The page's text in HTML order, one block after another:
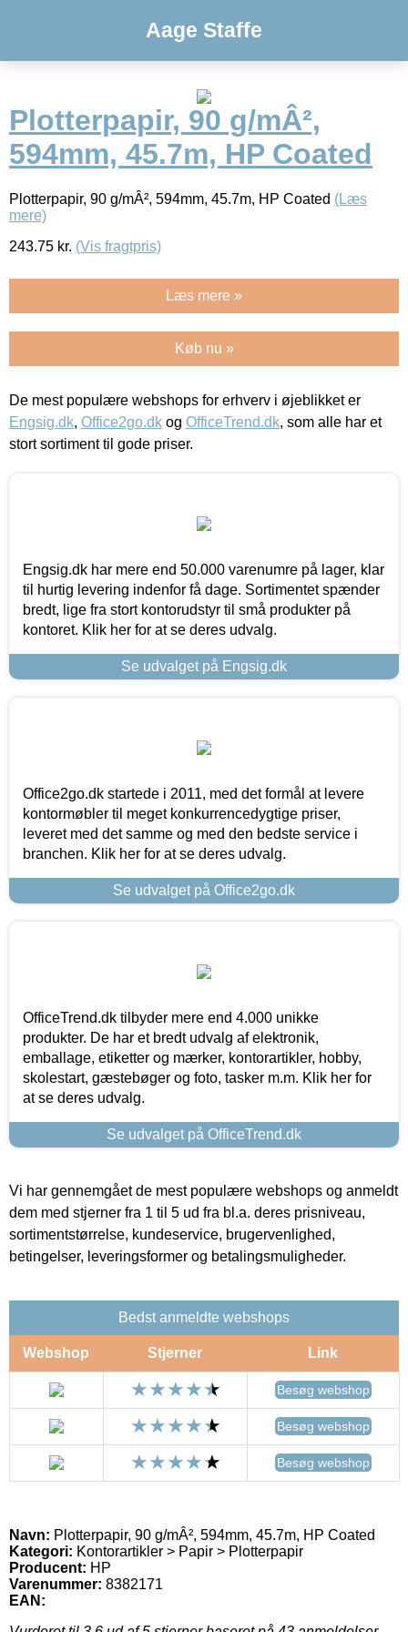
Aage Staffe
Plotterpapir, 90 g/mÂ²,
594mm, 45.7m, HP Coated
Plotterpapir, 90 g/mÂ², 594mm, 45.7m, HP Coated (Læs
mere)
243.75 kr. (Vis fragtpris)
Læs mere »
Køb nu »
De mest populære webshops for erhverv i øjeblikket er
Engsig.dk, Office2go.dk og OfficeTrend.dk, som alle har et
stort sortiment til gode priser.
Engsig.dk har mere end 50.000 varenumre på lager, klar
til hurtig levering indenfor få dage. Sortimentet spænder
bredt, lige fra stort kontorudstyr til små produkter på
kontoret. Klik her for at se deres udvalg.
Se udvalget på Engsig.dk
Office2go.dk startede i 2011, med det formål at levere
kontormøbler til meget konkurrencedygtige priser,
leveret med det samme og med den bedste service i
branchen. Klik her for at se deres udvalg.
Se udvalget på Office2go.dk
OfficeTrend.dk tilbyder mere end 4.000 unikke
produkter. De har et bredt udvalg af elektronik,
emballage, etiketter og mærker, kontorartikler, hobby,
skolestart, gæstebøger og foto, tasker m.m. Klik her for
at se deres udvalg.
Se udvalget på OfficeTrend.dk
Vi har gennemgået de mest populære webshops og anmeldt
dem med stjerner fra 1 til 5 ud fra bl.a. deres prisniveau,
sortimentstørrelse, kundeservice, brugervenlighed,
betingelser, leveringsformer og betalingsmuligheder.
Bedst anmeldte webshops
Webshop Stjerner Link
Besøg webshop
Besøg webshop
Besøg webshop
Navn: Plotterpapir, 90 g/mÂ², 594mm, 45.7m, HP Coated
Kategori: Kontorartikler > Papir > Plotterpapir
Producent: HP
Varenummer: 8382171
EAN: